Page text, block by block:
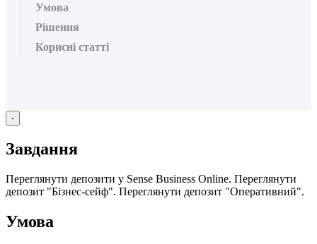
Умова
Рішення
Корисні статті
-
Завдання
Переглянути депозити у Sense Business Online. Переглянути
депозит "Бізнес-сейф". Переглянути депозит "Оперативний".
Умова